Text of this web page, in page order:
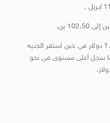
وتراجع اليورو 0.1 بالمئة إلى 1.3855 دولار في حين استقر الجنيه
1.6895 دولار بعدما سجل أعلى مستوى في نحو